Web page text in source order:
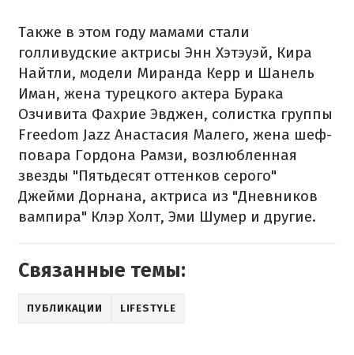
Также в этом году мамами стали
голливудские актрисы Энн Хэтэуэй, Кира
Найтли, модели Миранда Керр и Шанель
Иман, жена турецкого актера Бурака
Озчивита Фахрие Эвджен, солистка группы
Freedom Jazz Анастасия Малего, жена шеф-
повара Гордона Рамзи, возлюбленная
звезды "Пятьдесят оттенков серого"
Джейми Дорнана, актриса из "Дневников
вампира" Клэр Холт, Эми Шумер и другие.
Связанные темы:
ПУБЛИКАЦИИ LIFESTYLE